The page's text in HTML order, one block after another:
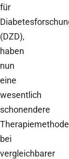
für
(DZD),
haben
nun
eine
wesentlich
schonendere
Therapiemethode
bei
vergleichbarer